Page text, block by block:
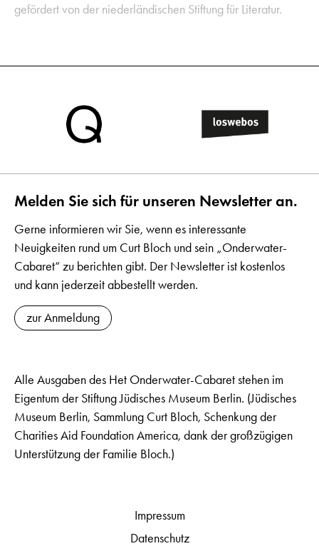
gefördert von der niederländischen Stiftung für Literatur.
Melden Sie sich für unseren Newsletter an.
Gerne informieren wir Sie, wenn es interessante
Neuigkeiten rund um Curt Bloch und sein „Onderwater-
Cabaret“ zu berichten gibt. Der Newsletter ist kostenlos
und kann jederzeit abbestellt werden.
zur Anmeldung
Alle Ausgaben des Het Onderwater-Cabaret stehen im
Eigentum der Stiftung Jüdisches Museum Berlin. (Jüdisches
Museum Berlin, Sammlung Curt Bloch, Schenkung der
Charities Aid Foundation America, dank der großzügigen
Unterstützung der Familie Bloch.)
Impressum
Datenschutz